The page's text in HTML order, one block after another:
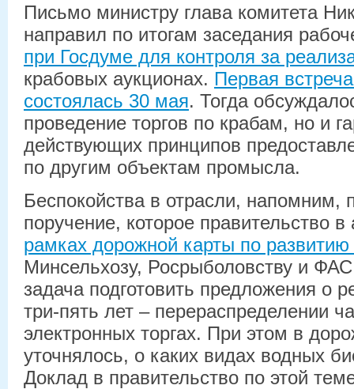
Письмо министру глава комитета
направил по итогам заседания
при Госдуме для контроля за
крабовых аукционах. Первая
состоялась 30 мая. Тогда
проведение торгов по крабам, но и
действующих принципов
по другим объектам промысла.
Беспокойства в отрасли, напомним,
поручение, которое правительство в
рамках дорожной карты по развитию
Минсельхозу, Росрыболовству и
задача подготовить предложения о
три-пять лет – перераспределении
электронных торгах. При этом в
уточнялось, о каких видах водных
Доклад в правительство по этой